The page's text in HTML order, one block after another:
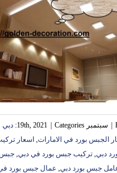
سبتمبر 19th, 2021 Categories: دبي
الجبس بورد في الامارات, اسعار
دبي, تركيب جبس بورد في دبي, جبس
جبس بورد دبي, عمال جبس بورد في